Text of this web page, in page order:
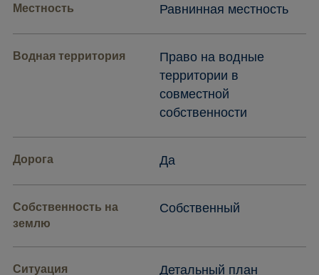
Местность Равнинная местность
Водная территория
Право на водные
территории в
совместной
собственности
Дорога Да
Собственность на
землю
Собственный
Ситуация
Детальный план